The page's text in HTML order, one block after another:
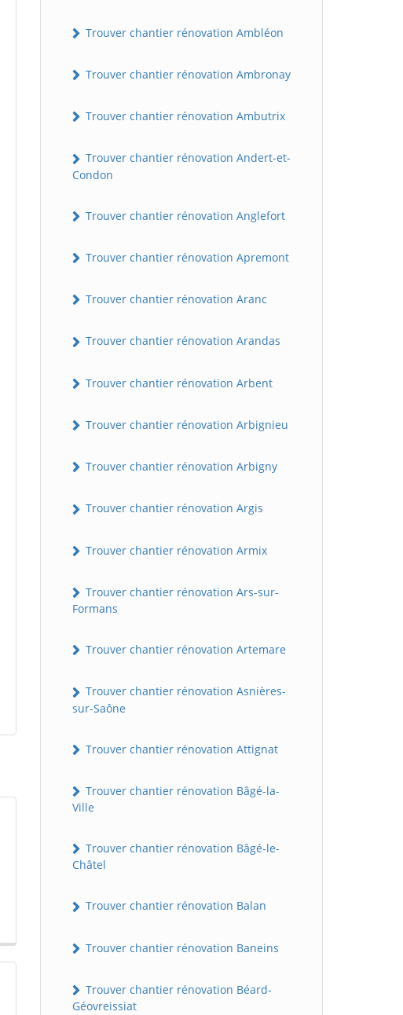
Trouver chantier rénovation Ambléon
Trouver chantier rénovation Ambronay
Trouver chantier rénovation Ambutrix
Trouver chantier rénovation Andert-et-
Condon
Trouver chantier rénovation Anglefort
Trouver chantier rénovation Apremont
Trouver chantier rénovation Aranc
Trouver chantier rénovation Arandas
Trouver chantier rénovation Arbent
Trouver chantier rénovation Arbignieu
Trouver chantier rénovation Arbigny
Trouver chantier rénovation Argis
Trouver chantier rénovation Armix
Trouver chantier rénovation Ars-sur-
Formans
Trouver chantier rénovation Artemare
Trouver chantier rénovation Asnières-
sur-Saône
Trouver chantier rénovation Attignat
Trouver chantier rénovation Bâgé-la-
Ville
Trouver chantier rénovation Bâgé-le-
Châtel
Trouver chantier rénovation Balan
Trouver chantier rénovation Baneins
Trouver chantier rénovation Béard-
Géovreissiat